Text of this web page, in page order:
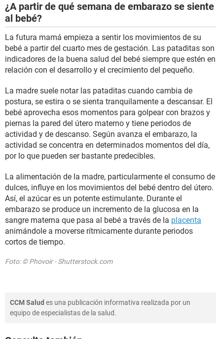
¿A partir de qué semana de embarazo se siente
al bebé?
La futura mamá empieza a sentir los movimientos de su
bebé a partir del cuarto mes de gestación. Las pataditas son
indicadores de la buena salud del bebé siempre que estén en
relación con el desarrollo y el crecimiento del pequeño.
La madre suele notar las pataditas cuando cambia de
postura, se estira o se sienta tranquilamente a descansar. El
bebé aprovecha esos momentos para golpear con brazos y
piernas la pared del útero materno y tiene periodos de
actividad y de descanso. Según avanza el embarazo, la
actividad se concentra en determinados momentos del día,
por lo que pueden ser bastante predecibles.
La alimentación de la madre, particularmente el consumo de
dulces, influye en los movimientos del bebé dentro del útero.
Así, el azúcar es un potente estimulante. Durante el
embarazo se produce un incremento de la glucosa en la
sangre materna que pasa al bebé a través de la placenta
animándole a moverse rítmicamente durante periodos
cortos de tiempo.
Foto: © Phovoir - Shutterstock.com
CCM Salud es una publicación informativa realizada por un
equipo de especialistas de la salud.